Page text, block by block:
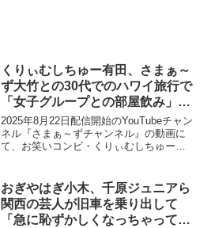
くりぃむしちゅー有田、さまぁ～
ず大竹との30代でのハワイ旅行で
「女子グループとの部屋飲み」を
諦めた驚きの方法を明かす
2025年8月22日配信開始のYouTubeチャン
ネル『さまぁ～ずチャンネル』の動画に
て、お笑いコンビ・くりぃむしちゅーの
の部屋飲み」を諦めた驚きの方法を明か
していた...
おぎやはぎ小木、千原ジュニアら
関西の芸人が旧車を乗り出して
「急に恥ずかしくなっちゃって、